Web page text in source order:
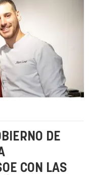
DE
CON LAS